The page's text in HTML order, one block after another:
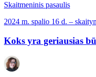
Skaitmeninis pasaulis
2024 m. spalio 16 d. –
Koks yra geriausias